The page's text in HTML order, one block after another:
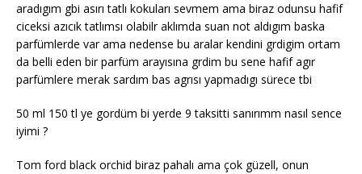
aradıgım gbi asırı tatlı kokuları sevmem ama biraz odunsu hafif
ciceksi azıcık tatlımsı olabilr aklımda suan not aldıgım baska
parfümlerde var ama nedense bu aralar kendini grdigim ortam
da belli eden bir parfüm arayısına grdim bu sene hafif agır
parfümlere merak sardım bas agrısı yapmadıgı sürece tbi
50 ml 150 tl ye gordüm bi yerde 9 taksitti sanırımm nasıl sence
iyimi ?
Tom ford black orchid biraz pahalı ama çok güzell, onun